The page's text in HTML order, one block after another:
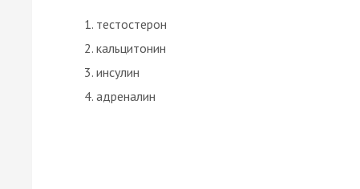
тестостерон
кальцитонин
инсулин
адреналин